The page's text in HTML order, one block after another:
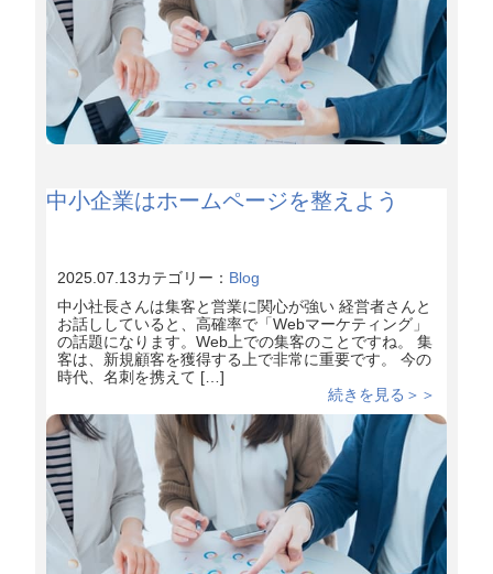
中小企業はホームページを整えよう
2025.07.13カテゴリー： Blog
中小社長さんは集客と営業に関心が強い 経営者さんと
お話ししていると、高確率で「Webマーケティング」
の話題になります。Web上での集客のことですね。 集
客は、新規顧客を獲得する上で非常に重要です。 今の
時代、名刺を携えて […]
続きを見る＞＞